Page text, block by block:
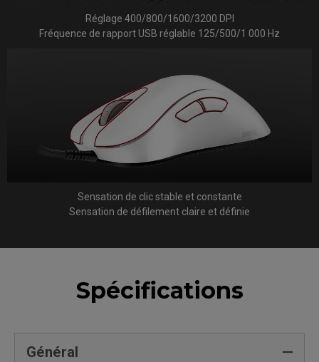
Réglage 400/800/1600/3200 DPI
Fréquence de rapport USB réglable 125/500/1 000 Hz
Sensation de clic stable et constante
Sensation de défilement claire et définie
Spécifications
Général